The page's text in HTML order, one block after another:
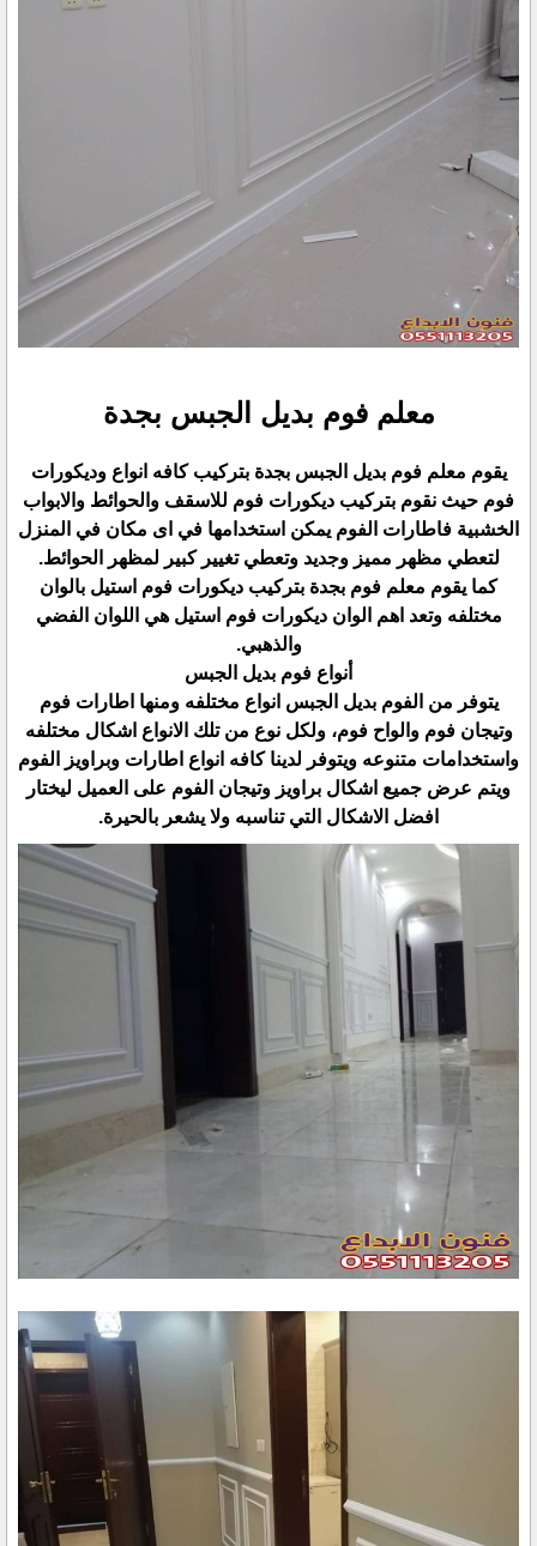
معلم فوم بديل الجبس بجدة
يقوم معلم فوم بديل الجبس بجدة بتركيب كافه انواع وديكورات
فوم حيث نقوم بتركيب ديكورات فوم للاسقف والحوائط والابواب
الخشبية فاطارات الفوم يمكن استخدامها في اى مكان في المنزل
لتعطي مظهر مميز وجديد وتعطي تغيير كبير لمظهر الحوائط.
كما يقوم معلم فوم بجدة بتركيب ديكورات فوم استيل بالوان
مختلفه وتعد اهم الوان ديكورات فوم استيل هي اللوان الفضي
والذهبي.
أنواع فوم بديل الجبس
يتوفر من الفوم بديل الجبس انواع مختلفه ومنها اطارات فوم
وتيجان فوم والواح فوم، ولكل نوع من تلك الانواع اشكال مختلفه
واستخدامات متنوعه ويتوفر لدينا كافه انواع اطارات وبراويز الفوم
ويتم عرض جميع اشكال براويز وتيجان الفوم على العميل ليختار
افضل الاشكال التي تناسبه ولا يشعر بالحيرة.